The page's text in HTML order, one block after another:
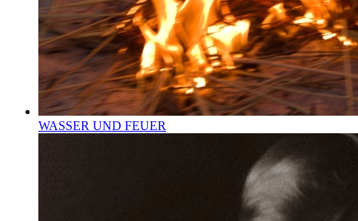
WASSER UND FEUER